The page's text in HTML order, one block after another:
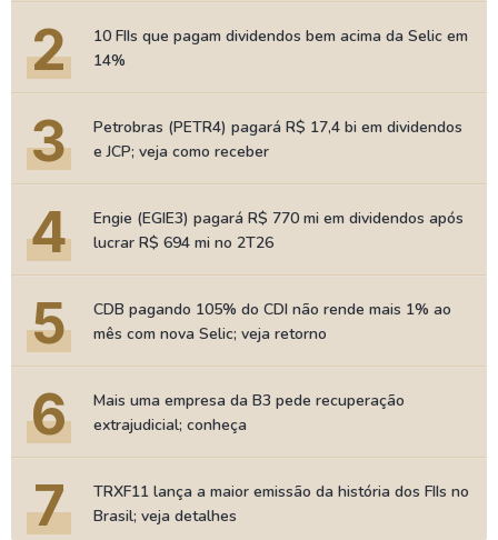
2
10 FIIs que pagam dividendos bem acima da Selic em
14%
3
Petrobras (PETR4) pagará R$ 17,4 bi em dividendos
e JCP; veja como receber
4
Engie (EGIE3) pagará R$ 770 mi em dividendos após
lucrar R$ 694 mi no 2T26
5
CDB pagando 105% do CDI não rende mais 1% ao
mês com nova Selic; veja retorno
6
Mais uma empresa da B3 pede recuperação
extrajudicial; conheça
7
TRXF11 lança a maior emissão da história dos FIIs no
Brasil; veja detalhes